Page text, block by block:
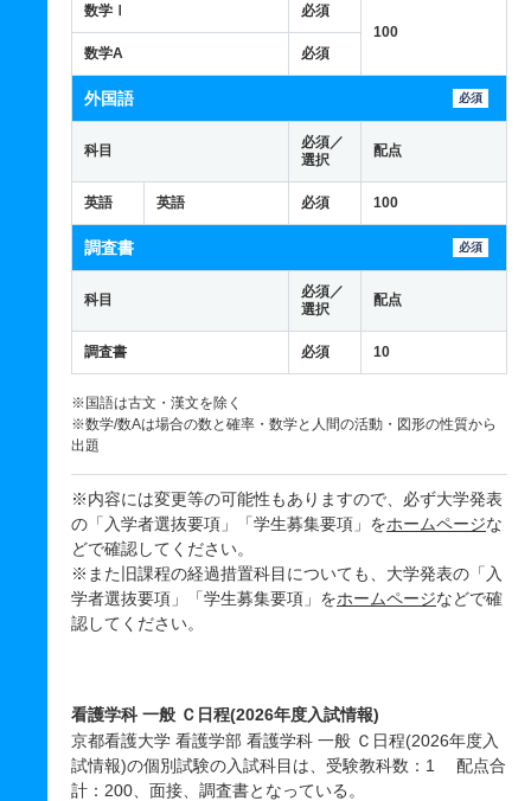
数学Ⅰ
必須
100
数学A
必須
外国語 必須
科目
必須／
選択
配点
英語 英語 必須 100
調査書 必須
科目
必須／
選択
配点
調査書 必須 10
※国語は古文・漢文を除く
※数学/数Aは場合の数と確率・数学と人間の活動・図形の性質から
出題
※内容には変更等の可能性もありますので、必ず大学発表
の「入学者選抜要項」「学生募集要項」をホームページな
どで確認してください。
※また旧課程の経過措置科目についても、大学発表の「入
学者選抜要項」「学生募集要項」をホームページなどで確
認してください。
看護学科 一般 Ｃ日程(2026年度入試情報)
京都看護大学 看護学部 看護学科 一般 Ｃ日程(2026年度入
試情報)の個別試験の入試科目は、受験教科数：1 配点合
計：200、面接、調査書となっている。